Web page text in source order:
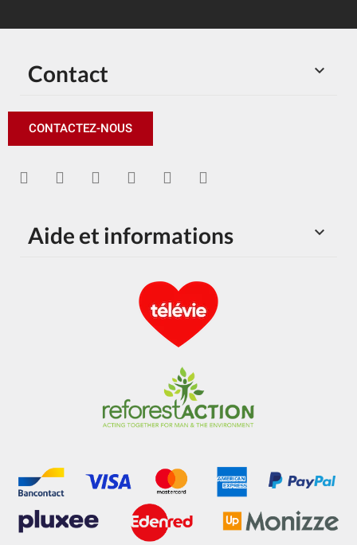

Contact
CONTACTEZ-NOUS

Aide et informations